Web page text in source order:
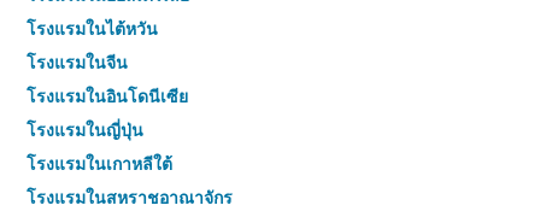
โรงแรมในไต้หวัน
โรงแรมในจีน
โรงแรมในอินโดนีเซีย
โรงแรมในญี่ปุ่น
โรงแรมในเกาหลีใต้
โรงแรมในสหราชอาณาจักร